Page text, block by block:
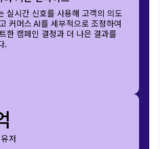
실시간 신호를 사용해 고객의 의도
커머스 AI를 세부적으로 조정하여
한 캠페인 결정과 더 나은 결과를
.
저